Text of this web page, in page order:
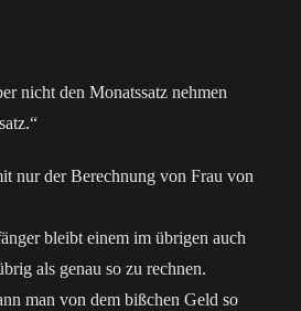
nicht den Monatssatz nehmen
nur der Berechnung von Frau von
bleibt einem im übrigen auch
als genau so zu rechnen.
man von dem bißchen Geld so